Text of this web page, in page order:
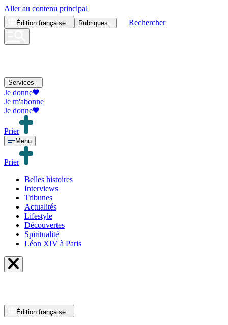
Aller au contenu principal
Édition française Rubriques Rechercher
Services
Je donne
Je m'abonne
Je donne
Prier
Menu
Prier
Belles histoires
Interviews
Tribunes
Actualités
Lifestyle
Découvertes
Spiritualité
Léon XIV à Paris
Édition française